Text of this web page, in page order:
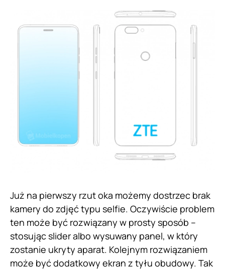
Już na pierwszy rzut oka możemy dostrzec brak
kamery do zdjęć typu selfie. Oczywiście problem
ten może być rozwiązany w prosty sposób –
stosując slider albo wysuwany panel, w który
zostanie ukryty aparat. Kolejnym rozwiązaniem
może być dodatkowy ekran z tyłu obudowy. Tak